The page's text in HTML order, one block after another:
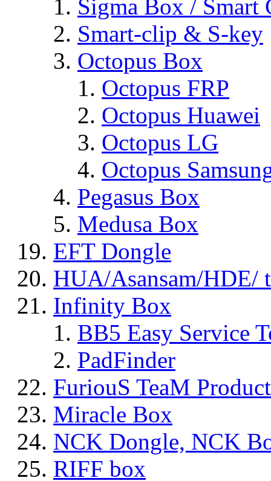
Sigma Box / Smart
Smart-clip & S-key
Octopus Box
Octopus FRP
Octopus Huawei
Octopus LG
Octopus
Pegasus Box
Medusa Box
EFT Dongle
HUA/Asansam/HDE/
Infinity Box
BB5 Easy Service
PadFinder
FuriouS TeaM
Miracle Box
NCK Dongle, NCK
RIFF box